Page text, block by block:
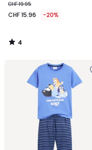
15.96
invece
CHF
19.95
riduzione
applicata.
CHF 19.95
CHF 15.96 -20%
4
/